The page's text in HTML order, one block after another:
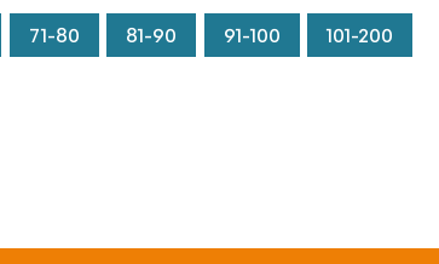
71-80 81-90 91-100 101-200